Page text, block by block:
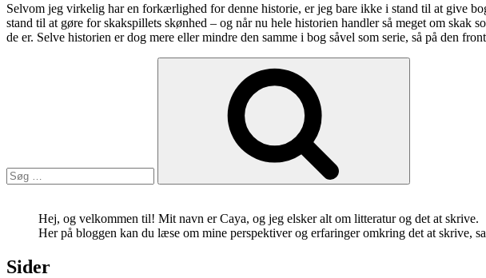
Selvom jeg virkelig har en forkærlighed for denne historie, er jeg bare ikke i stand til at give
stand til at gøre for skakspillets skønhed – og når nu hele historien handler så meget om skak
de er. Selve historien er dog mere eller mindre den samme i bog såvel som serie, så på den
Hej, og velkommen til! Mit navn er Caya, og jeg elsker alt om litteratur og det at skrive.
Her på bloggen kan du læse om mine perspektiver og erfaringer omkring det at skrive,
Sider